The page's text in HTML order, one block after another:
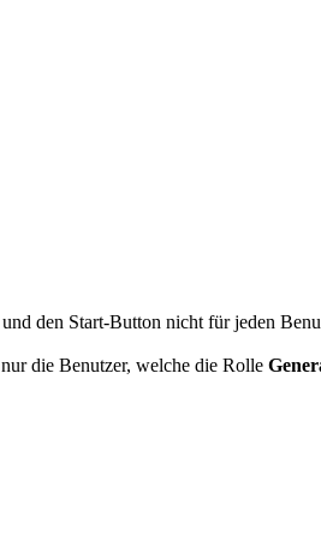
den Start-Button nicht für jeden
die Benutzer, welche die Rolle